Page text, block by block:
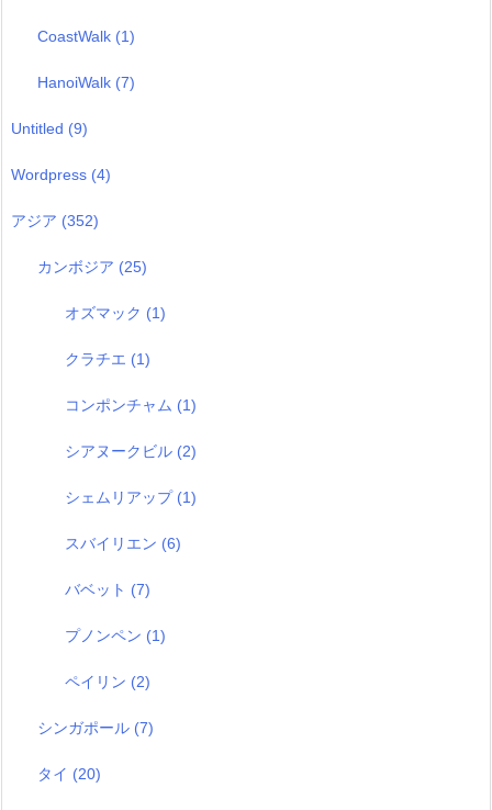
CoastWalk (1)
HanoiWalk (7)
Untitled (9)
Wordpress (4)
アジア (352)
カンボジア (25)
オズマック (1)
クラチエ (1)
コンポンチャム (1)
シアヌークビル (2)
シェムリアップ (1)
スバイリエン (6)
バベット (7)
プノンペン (1)
ペイリン (2)
シンガポール (7)
タイ (20)